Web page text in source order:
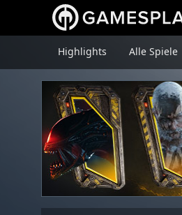
Highlights Alle Spiele